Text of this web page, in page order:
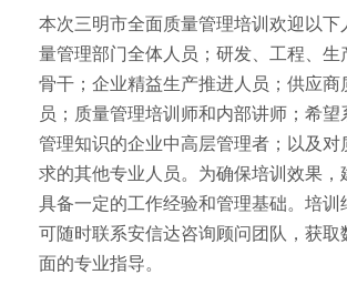
本次三明市全面质量管理培训欢迎以下
量管理部门全体人员；研发、工程、生
骨干；企业精益生产推进人员；供应商
员；质量管理培训师和内部讲师；希望
管理知识的企业中高层管理者；以及对
求的其他专业人员。为确保培训效果，
具备一定的工作经验和管理基础。培训
可随时联系安信达咨询顾问团队，获取
面的专业指导。